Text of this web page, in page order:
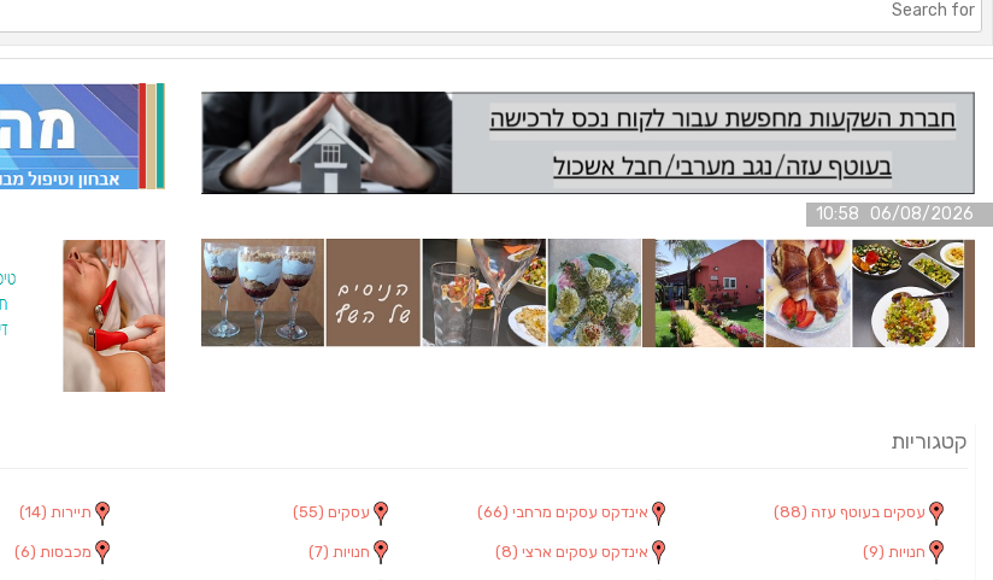
06/08/2026 10:58
קטגוריות
עסקים בעוטף עזה (88) אינדקס עסקים מרחבי (66) עסקים (55) תיירות (14)
חנויות (9) אינדקס עסקים ארצי (8) חנויות (7) מכבסות (6)